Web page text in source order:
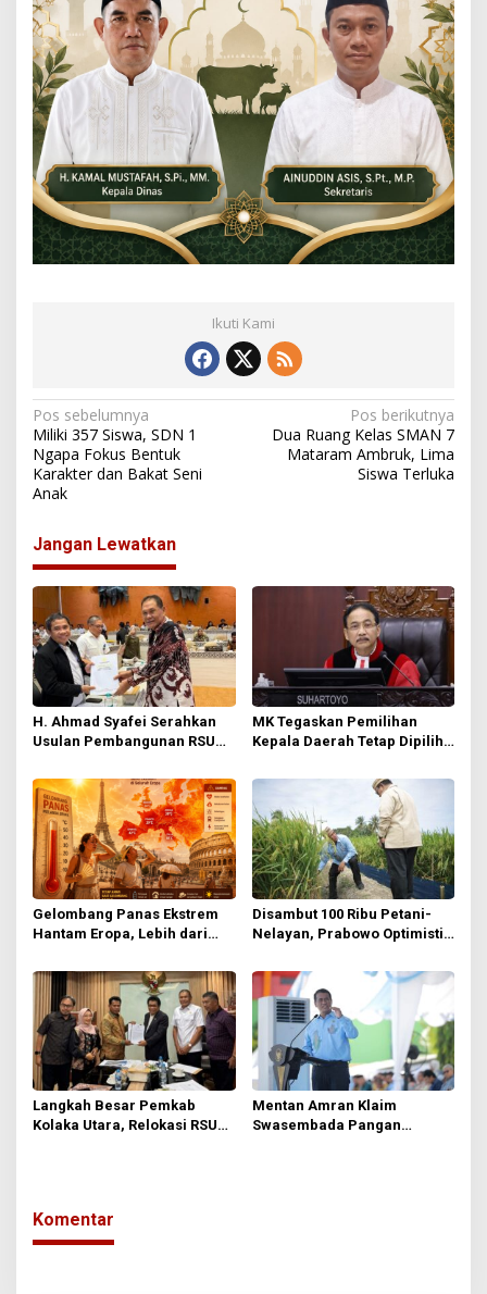
Ikuti Kami
N
a
v
g
a
s
i
p
o
s
Pos sebelumnya
Miliki 357 Siswa, SDN 1
Ngapa Fokus Bentuk
Karakter dan Bakat Seni
Anak
Pos berikutnya
Dua Ruang Kelas SMAN 7
Mataram Ambruk, Lima
Siswa Terluka
Jangan Lewatkan
H. Ahmad Syafei Serahkan
Usulan Pembangunan RSUD
PUPR
MK Tegaskan Pemilihan
Kepala Daerah Tetap Dipilih
Gelombang Panas Ekstrem
Hantam Eropa, Lebih dari
Disambut 100 Ribu Petani-
Nelayan, Prabowo Optimistis
Pangan Dunia
Langkah Besar Pemkab
Kolaka Utara, Relokasi RSUD
Mentan Amran Klaim
Swasembada Pangan
Komentar